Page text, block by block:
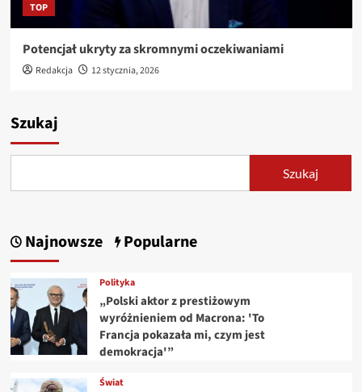
TOP
Potencjał ukryty za skromnymi oczekiwaniami
Redakcja 12 stycznia, 2026
Szukaj
Szukaj
Najnowsze Popularne
Polityka
„Polski aktor z prestiżowym
wyróżnieniem od Macrona: 'To
Francja pokazała mi, czym jest
demokracja'”
Świat